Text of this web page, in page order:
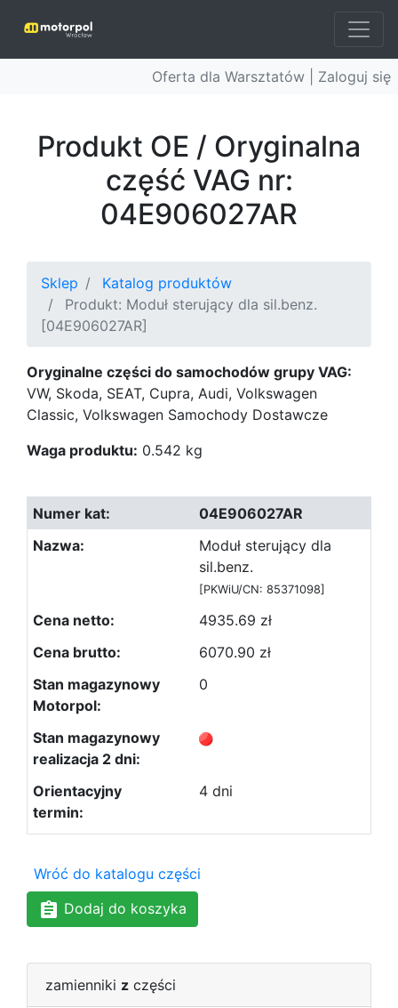
Oferta dla Warsztatów | Zaloguj się
Produkt OE / Oryginalna
część VAG nr:
04E906027AR
Sklep
Katalog produktów
Produkt: Moduł sterujący dla sil.benz.
[04E906027AR]
Oryginalne części do samochodów grupy VAG:
VW, Skoda, SEAT, Cupra, Audi, Volkswagen
Classic, Volkswagen Samochody Dostawcze
Waga produktu: 0.542 kg
04E906027AR
Moduł sterujący dla
sil.benz.
[PKWiU/CN: 85371098]
4935.69 zł
6070.90 zł
0
4 dni
Wróć do katalogu części
Dodaj do koszyka
zamienniki z części